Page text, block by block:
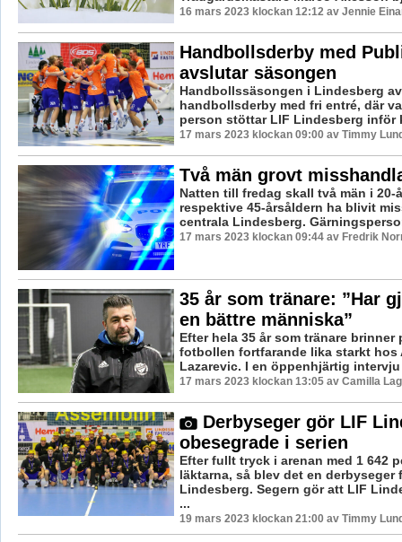
16 mars 2023 klockan 12:12 av Jennie
Handbollsderby med
avslutar säsongen
Handbollssäsongen i Lindesberg
handbollsderby med fri entré, där
person stöttar LIF Lindesberg inför
17 mars 2023 klockan 09:00 av Timmy
Två män grovt
Natten till fredag skall två män i 20-
respektive 45-årsåldern ha blivit
centrala Lindesberg.
17 mars 2023 klockan 09:44 av Fredrik
35 år som tränare: ”Har
en bättre människa”
Efter hela 35 år som tränare brinner
fotbollen fortfarande lika starkt hos
Lazarevic. I en öppenhjärtig intervju
17 mars 2023 klockan 13:05 av Camilla
Derbyseger gör LIF
obesegrade i serien
Efter fullt tryck i arenan med 1 642
läktarna, så blev det en derbyseger
Lindesberg. Segern gör att LIF
...
19 mars 2023 klockan 21:00 av Timmy